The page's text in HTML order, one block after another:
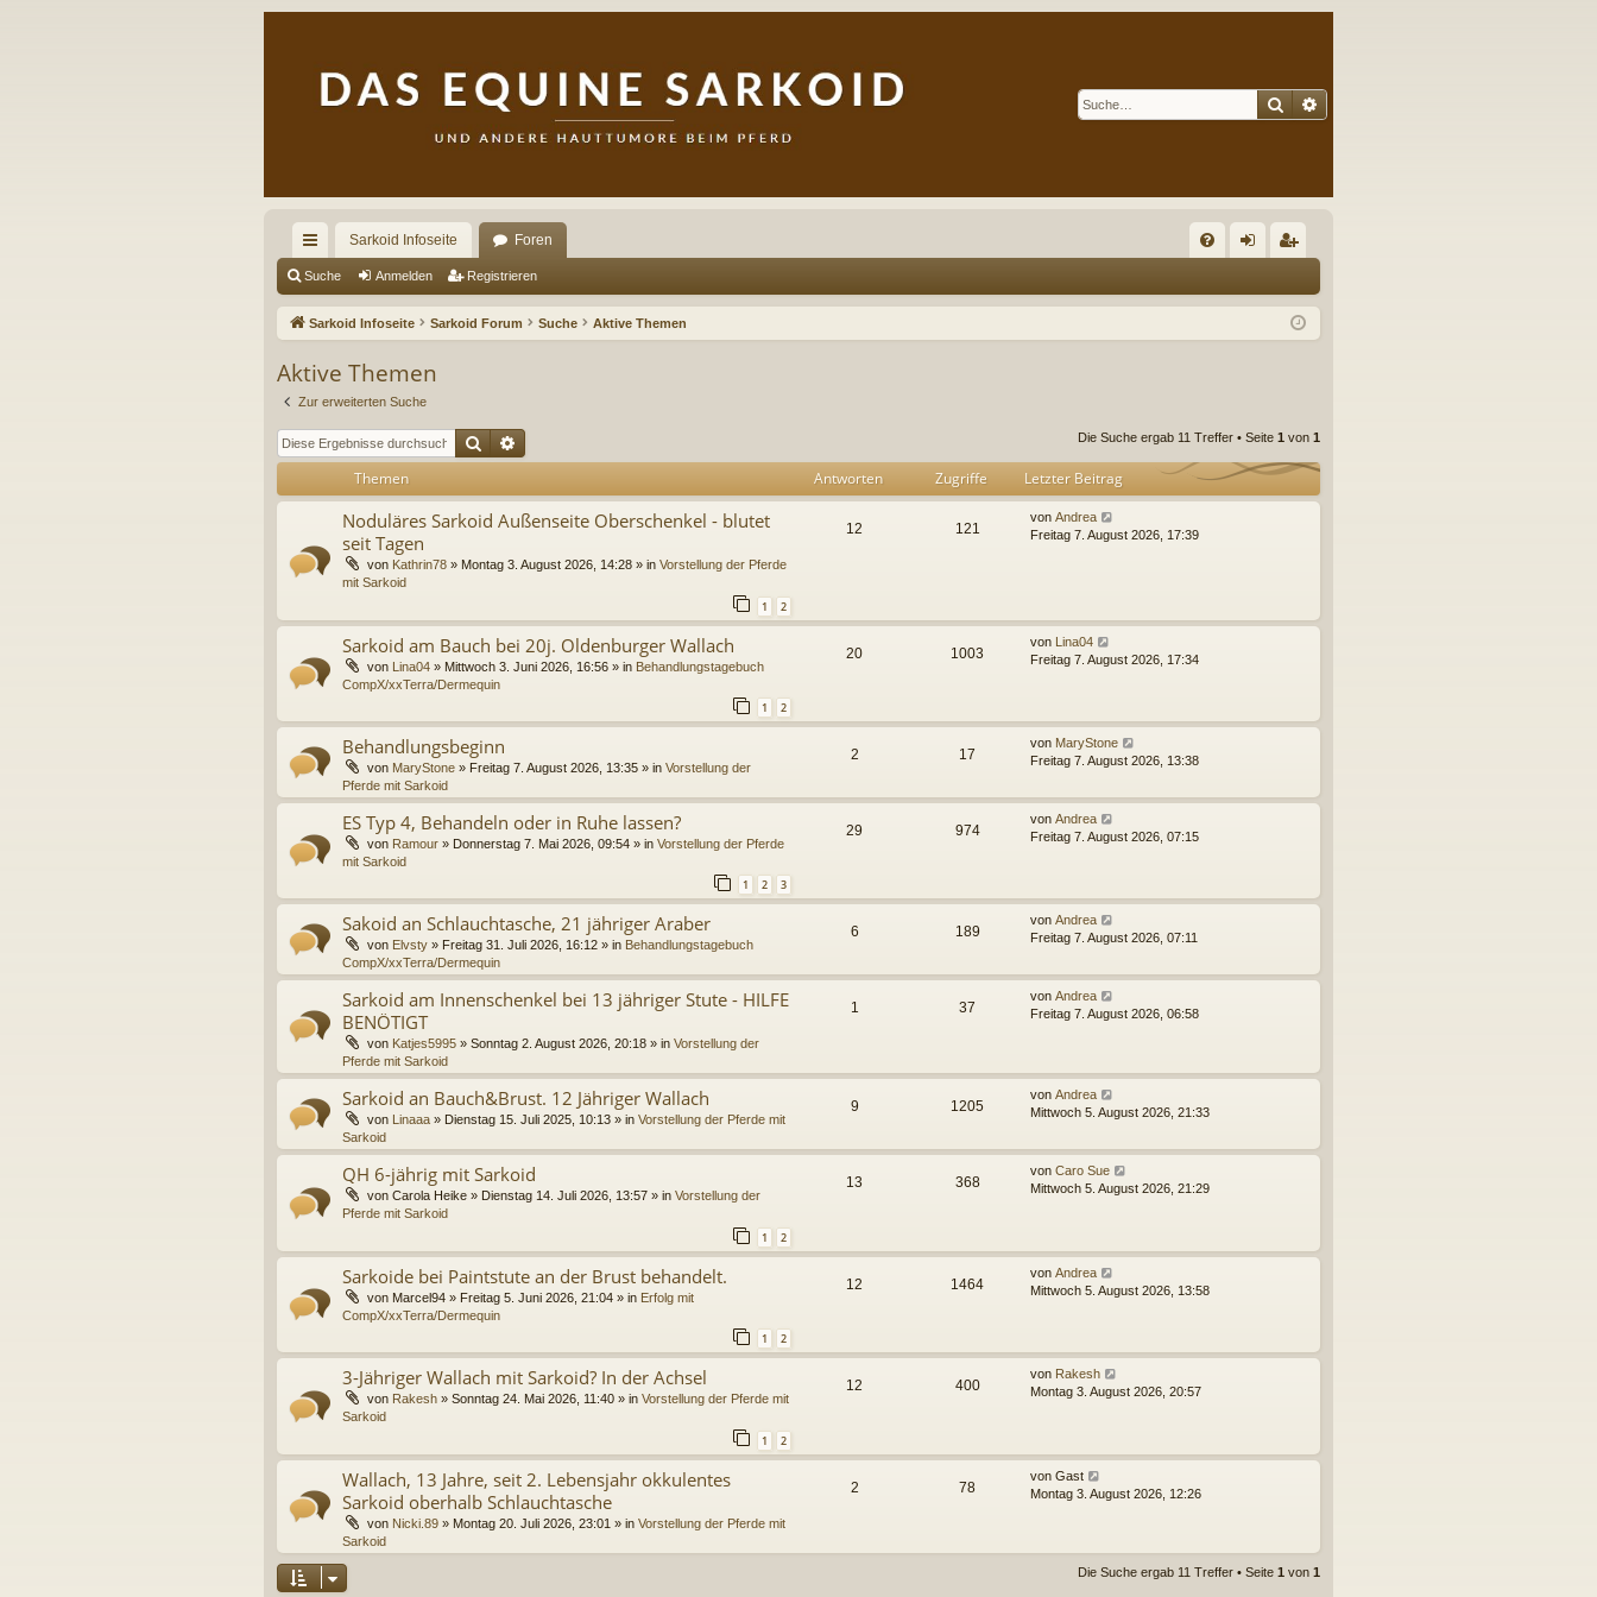
Suche
ch
ne
ug
Sarkoid Infoseite Foren
Q m ist
Suche Anmelden Registrieren
Sarkoid Infoseite Sarkoid Forum Suche Aktive Themen
Aktive Themen
Zur erweiterten Suche
Suche Die Suche ergab 11 Treffer • Seite 1 von 1
Themen Antworten Zugriffe Letzter Beitrag
Noduläres Sarkoid Außenseite Oberschenkel - blutet
seit Tagen
von Kathrin78 » Montag 3. August 2026, 14:28 » in Vorstellung der Pferde
mit Sarkoid
1 2
12 121
von Andrea
Freitag 7. August 2026, 17:39
Sarkoid am Bauch bei 20j. Oldenburger Wallach
von Lina04 » Mittwoch 3. Juni 2026, 16:56 » in Behandlungstagebuch
CompX/xxTerra/Dermequin
1 2
20 1003
von Lina04
Freitag 7. August 2026, 17:34
Behandlungsbeginn
von MaryStone » Freitag 7. August 2026, 13:35 » in Vorstellung der
Pferde mit Sarkoid
2 17
von MaryStone
Freitag 7. August 2026, 13:38
ES Typ 4, Behandeln oder in Ruhe lassen?
von Ramour » Donnerstag 7. Mai 2026, 09:54 » in Vorstellung der Pferde
mit Sarkoid
1 2 3
29 974
von Andrea
Freitag 7. August 2026, 07:15
Sakoid an Schlauchtasche, 21 jähriger Araber
von Elvsty » Freitag 31. Juli 2026, 16:12 » in Behandlungstagebuch
CompX/xxTerra/Dermequin
6 189
von Andrea
Freitag 7. August 2026, 07:11
Sarkoid am Innenschenkel bei 13 jähriger Stute - HILFE
BENÖTIGT
von Katjes5995 » Sonntag 2. August 2026, 20:18 » in Vorstellung der
Pferde mit Sarkoid
1 37
von Andrea
Freitag 7. August 2026, 06:58
Sarkoid an Bauch&Brust. 12 Jähriger Wallach
von Linaaa » Dienstag 15. Juli 2025, 10:13 » in Vorstellung der Pferde mit
Sarkoid
9 1205
von Andrea
Mittwoch 5. August 2026, 21:33
QH 6-jährig mit Sarkoid
von Carola Heike » Dienstag 14. Juli 2026, 13:57 » in Vorstellung der
Pferde mit Sarkoid
1 2
13 368
von Caro Sue
Mittwoch 5. August 2026, 21:29
Sarkoide bei Paintstute an der Brust behandelt.
von Marcel94 » Freitag 5. Juni 2026, 21:04 » in Erfolg mit
CompX/xxTerra/Dermequin
1 2
12 1464
von Andrea
Mittwoch 5. August 2026, 13:58
3-Jähriger Wallach mit Sarkoid? In der Achsel
von Rakesh » Sonntag 24. Mai 2026, 11:40 » in Vorstellung der Pferde mit
Sarkoid
1 2
12 400
von Rakesh
Montag 3. August 2026, 20:57
Wallach, 13 Jahre, seit 2. Lebensjahr okkulentes
Sarkoid oberhalb Schlauchtasche
von Nicki.89 » Montag 20. Juli 2026, 23:01 » in Vorstellung der Pferde mit
Sarkoid
2 78
von Gast
Montag 3. August 2026, 12:26
Die Suche ergab 11 Treffer • Seite 1 von 1